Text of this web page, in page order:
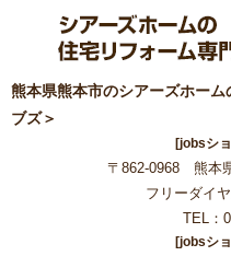
熊本県熊本市のシアーズホー
ブズ＞
[jobsシ
〒862-0968 熊本
フリーダイ
TEL：
[jobsシ